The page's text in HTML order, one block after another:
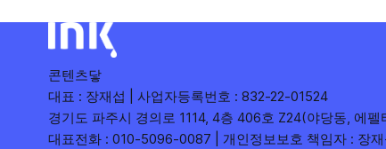
니
콘텐츠닿
대표 : 장재섭 | 사업자등록번호 : 832-22-01524
경기도 파주시 경의로 1114, 4층 406호 Z24(야당동, 에펠
대표전화 : 010-5096-0087 | 개인정보보호 책임자 : 장재